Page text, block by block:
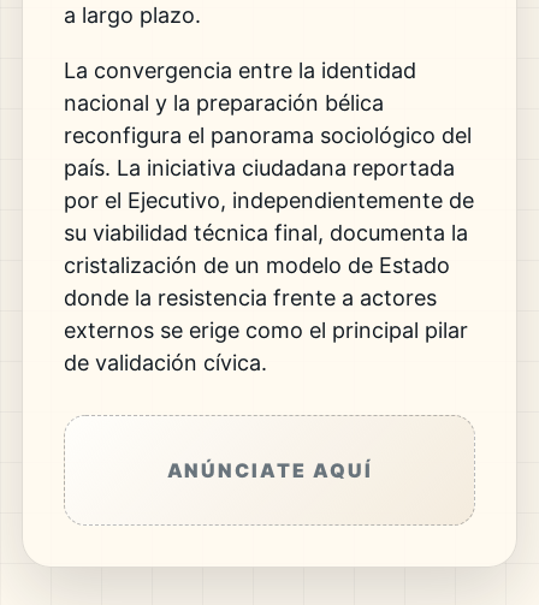
a largo plazo.
La convergencia entre la identidad
nacional y la preparación bélica
reconfigura el panorama sociológico del
país. La iniciativa ciudadana reportada
por el Ejecutivo, independientemente de
su viabilidad técnica final, documenta la
cristalización de un modelo de Estado
donde la resistencia frente a actores
externos se erige como el principal pilar
de validación cívica.
ANÚNCIATE AQUÍ